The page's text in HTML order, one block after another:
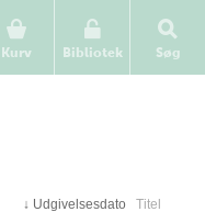
Kurv
Bibliotek Søg
↓ Udgivelsesdato Titel